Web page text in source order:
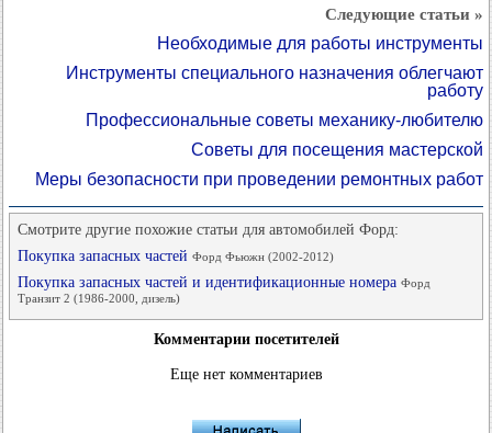
Следующие статьи »
Необходимые для работы инструменты
Инструменты специального назначения облегчают
работу
Профессиональные советы механику-любителю
Советы для посещения мастерской
Меры безопасности при проведении ремонтных работ
Смотрите другие похожие статьи для автомобилей Форд:
Покупка запасных частей Форд Фьюжн (2002-2012)
Покупка запасных частей и идентификационные номера Форд
Транзит 2 (1986-2000, дизель)
Комментарии посетителей
Еще нет комментариев